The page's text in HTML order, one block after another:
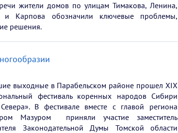
жители домов по улицам Тимакова, Ленина,
и Карпова обозначили ключевые проблемы,
решения.
выходные в Парабельском районе прошел XIX
фестиваль коренных народов Сибири
В фестивале вместе с главой региона
Мазуром приняли участие заместитель
Законодательной Думы Томской области